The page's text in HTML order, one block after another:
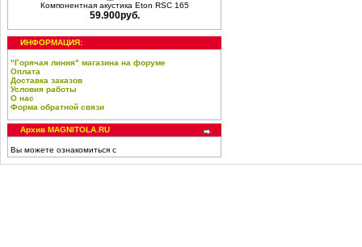
Компонентная акустика Eton RSC 165
59.900руб.
ИНФОРМАЦИЯ:
"Горячая линия" магазина на форуме
Оплата
Доставка заказов
Условия работы
О нас
Форма обратной связи
Архив MAGNITOLA.RU
Вы можете ознакомиться с